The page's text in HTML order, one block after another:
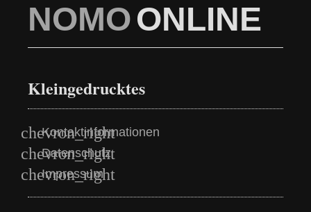
NOMOONLINE
Kleingedrucktes
Kontaktinformationen
Datenschutz
Impressum